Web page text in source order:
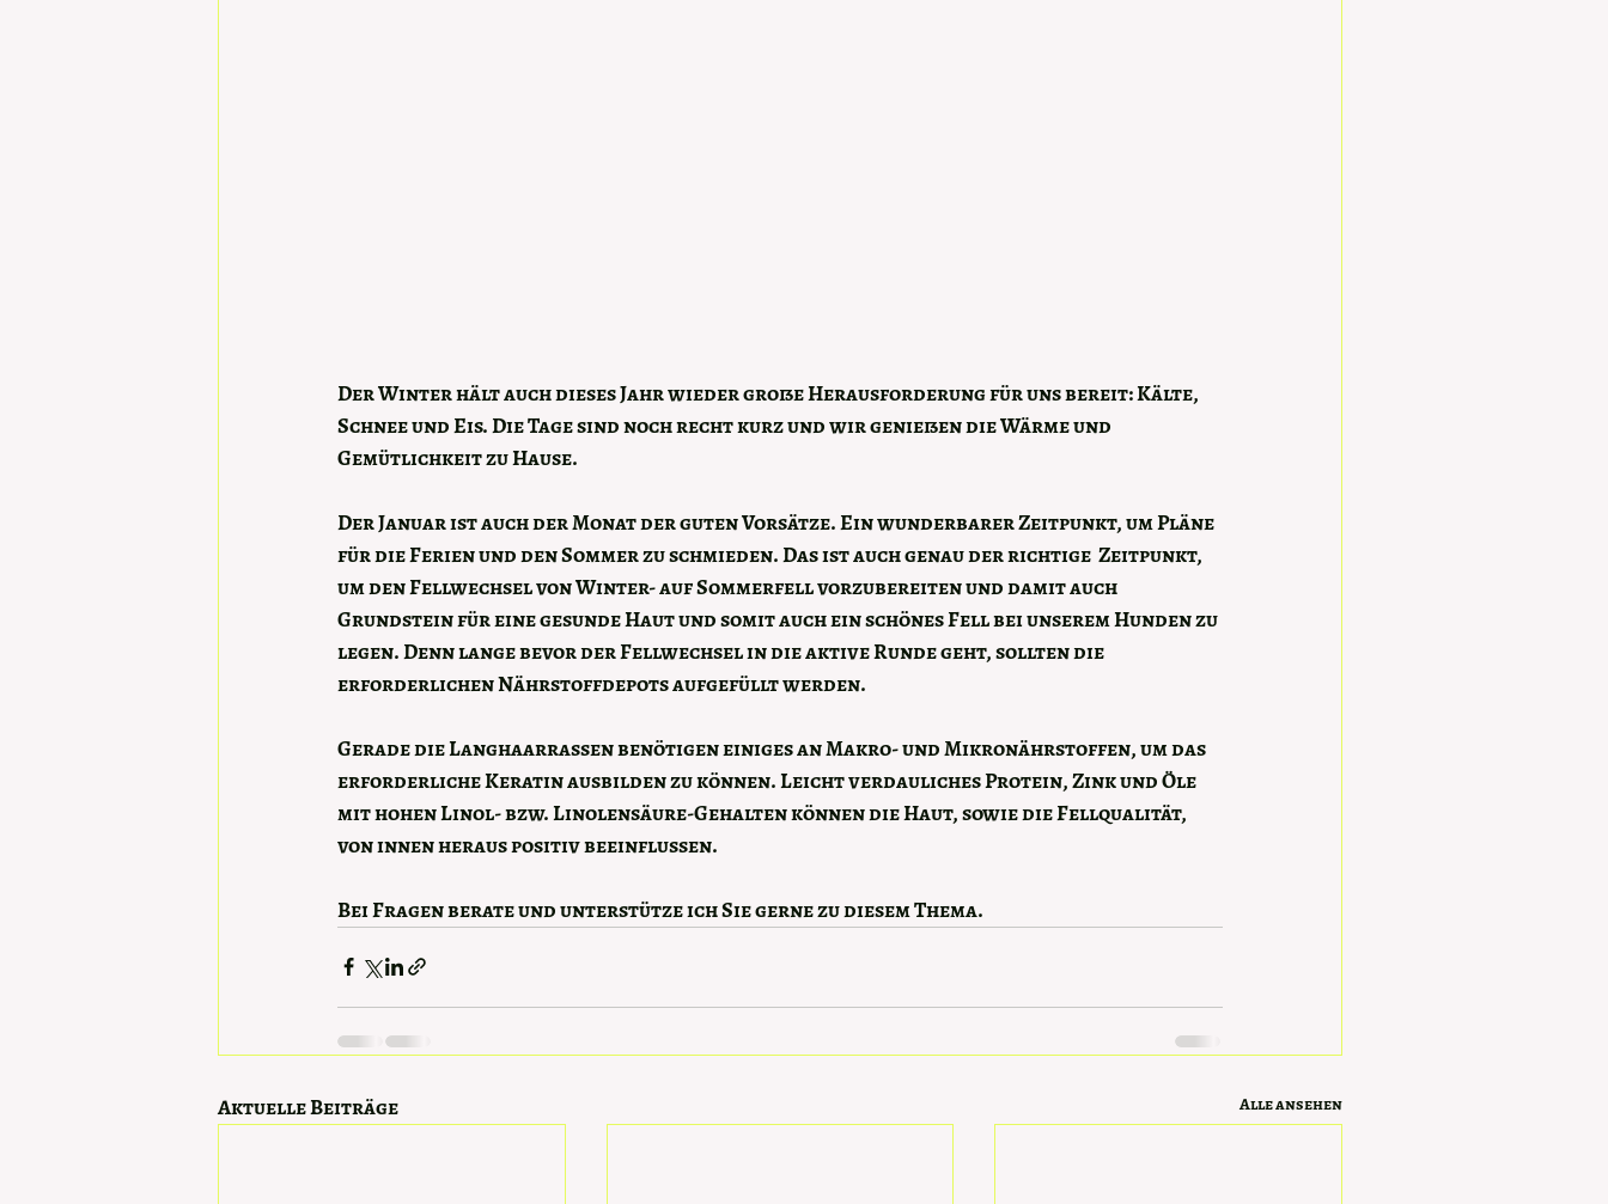
Der Winter hält auch dieses Jahr wieder große Herausforderung für uns bereit: Kälte,
Schnee und Eis. Die Tage sind noch recht kurz und wir genießen die Wärme und
Gemütlichkeit zu Hause.
Der Januar ist auch der Monat der guten Vorsätze. Ein wunderbarer Zeitpunkt, um Pläne
für die Ferien und den Sommer zu schmieden. Das ist auch genau der richtige  Zeitpunkt,
um den Fellwechsel von Winter- auf Sommerfell vorzubereiten und damit auch
Grundstein für eine gesunde Haut und somit auch ein schönes Fell bei unserem Hunden zu
legen. Denn lange bevor der Fellwechsel in die aktive Runde geht, sollten die
erforderlichen Nährstoffdepots aufgefüllt werden.
Gerade die Langhaarrassen benötigen einiges an Makro- und Mikronährstoffen, um das
erforderliche Keratin ausbilden zu können. Leicht verdauliches Protein, Zink und Öle
mit hohen Linol- bzw. Linolensäure-Gehalten können die Haut, sowie die Fellqualität,
von innen heraus positiv beeinflussen.
Bei Fragen berate und unterstütze ich Sie gerne zu diesem Thema.
Aktuelle Beiträge Alle ansehen